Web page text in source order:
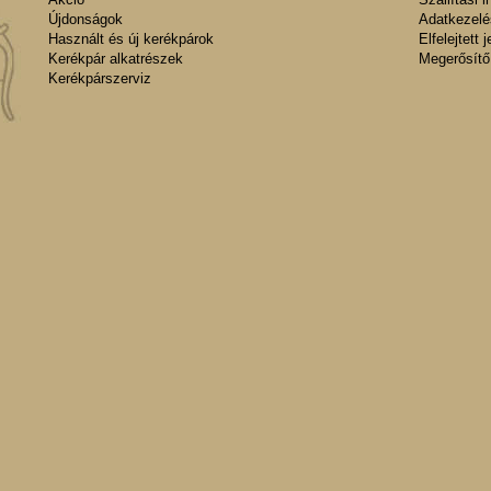
Újdonságok
Használt és új kerékpárok
Kerékpár alkatrészek
Kerékpárszerviz
Elfelejtett